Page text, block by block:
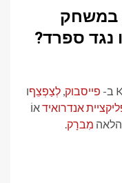
במשחק
נגד ספרד?
פייסבוק, לְצַפְצֵףו
אנדרואידאוֹ
הלאה מִברָק.